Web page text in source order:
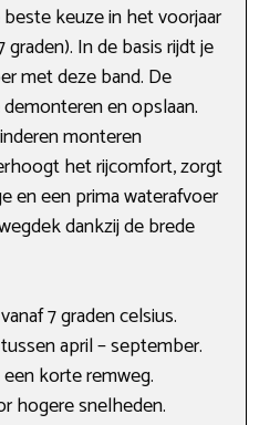
keuze in het voorjaar
In de basis rijdt je
met deze band. De
en opslaan.
monteren
het rijcomfort, zorgt
en een prima waterafvoer
dankzij de brede
7 graden celsius.
april – september.
korte remweg.
hogere snelheden.